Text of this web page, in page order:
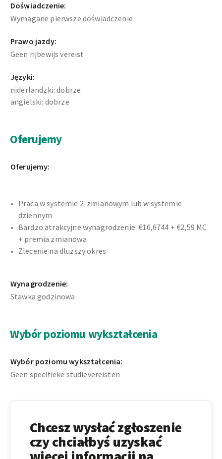
Doświadczenie:
Wymagane pierwsze doświadczenie
Prawo jazdy:
Geen rijbewijs vereist
Języki:
niderlandzki: dobrze
angielski: dobrze
Oferujemy
Oferujemy:
Praca w systemie 2-zmianowym lub w systemie
dziennym
Bardzo atrakcyjne wynagrodzenie: €16,6744 + €2,59 MC
+ premia zmianowa
Zlecenie na dluzszy okres
Wynagrodzenie:
Stawka godzinowa
Wybór poziomu wykształcenia
Wybór poziomu wykształcenia:
Geen specifieke studievereisten
Chcesz wysłać zgłoszenie
czy chciałbyś uzyskać